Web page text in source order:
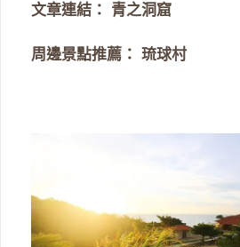
文章連結： 青之洞窟
周邊景點推薦： 琉球村